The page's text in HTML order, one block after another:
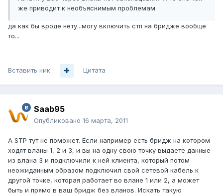
же приводит к необъяснимым проблемам.
да как бы вроде нету...могу включить стп на бридже вообще
то...
Вставить ник Цитата
Saab95
Опубликовано 16 марта, 2011
А STP тут не поможет. Если например есть бридж на котором
ходят вланы 1, 2 и 3, и вы на одну свою точку выдаете данные
из влана 3 и подключили к ней клиента, который потом
неожиданным образом подключил свой сетевой кабель к
другой точке, которая работает во влане 1 или 2, а может
быть и прямо в ваш бридж без вланов. Искать такую